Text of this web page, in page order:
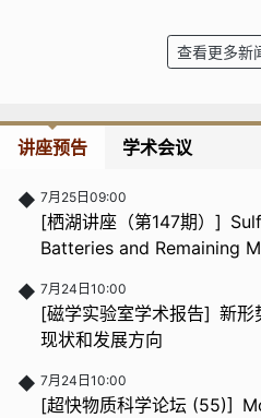
查看更多新
讲座预告 学术会议
◆ 7月25日09:00
[栖湖讲座（第147期）]
Batteries and Remaining
◆ 7月24日10:00
[磁学实验室学术报告] 新形
现状和发展方向
◆ 7月24日10:00
[超快物质科学论坛 (55)]